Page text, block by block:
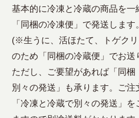
基本的に冷凍と冷蔵の商品を
「同梱の冷凍便」で発送します。
(※生うに、活ほたて、トゲクリ
のため「同梱の冷蔵便」でお
ただし、ご要望があれば「同
別々の発送」も承ります。ご注
「冷凍と冷蔵で別々の発送」